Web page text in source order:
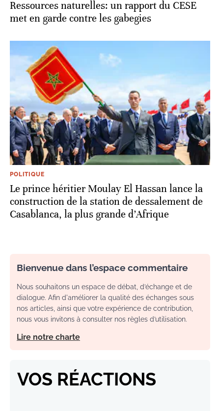
Ressources naturelles: un rapport du CESE
met en garde contre les gabegies
POLITIQUE
Le prince héritier Moulay El Hassan lance la
construction de la station de dessalement de
Casablanca, la plus grande d’Afrique
Bienvenue dans l’espace commentaire
Nous souhaitons un espace de débat, d’échange et de
dialogue. Afin d'améliorer la qualité des échanges sous
nos articles, ainsi que votre expérience de contribution,
nous vous invitons à consulter nos règles d’utilisation.
Lire notre charte
VOS RÉACTIONS